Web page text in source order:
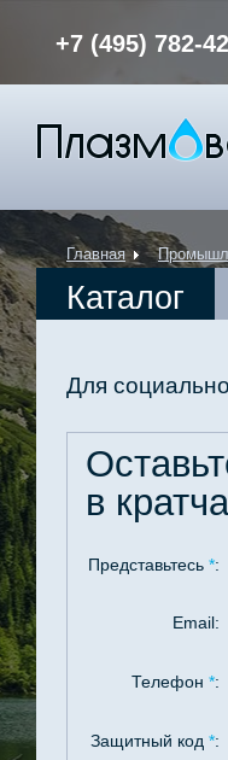
+7 (495) 782-
Главная
Каталог
Для
в
Представьтесь *:
Email:
Телефон *:
Защитный код *: